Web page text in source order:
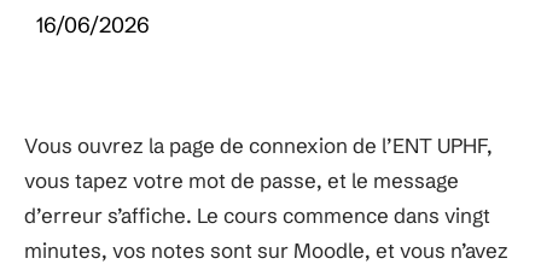
16/06/2026
Vous ouvrez la page de connexion de l’ENT UPHF,
vous tapez votre mot de passe, et le message
d’erreur s’affiche. Le cours commence dans vingt
minutes, vos notes sont sur Moodle, et vous n’avez